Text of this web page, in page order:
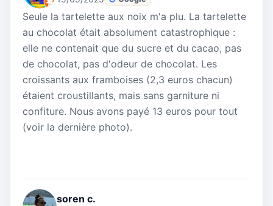
Seule la tartelette aux noix m'a plu. La tartelette
au chocolat était absolument catastrophique :
elle ne contenait que du sucre et du cacao, pas
de chocolat, pas d'odeur de chocolat. Les
croissants aux framboises (2,3 euros chacun)
étaient croustillants, mais sans garniture ni
confiture. Nous avons payé 13 euros pour tout
(voir la dernière photo).
soren c.